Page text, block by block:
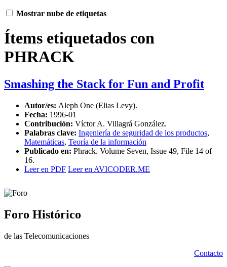
Mostrar nube de etiquetas
Ítems etiquetados con
PHRACK
Smashing the Stack for Fun and Profit
Autor/es: Aleph One (Elias Levy).
Fecha: 1996-01
Contribución: Víctor A. Villagrá González.
Palabras clave: Ingeniería de seguridad de los productos,
Matemáticas, Teoría de la información
Publicado en: Phrack. Volume Seven, Issue 49, File 14 of
16.
Leer en PDF Leer en AVICODER.ME
Foro Histórico
de las Telecomunicaciones
Contacto